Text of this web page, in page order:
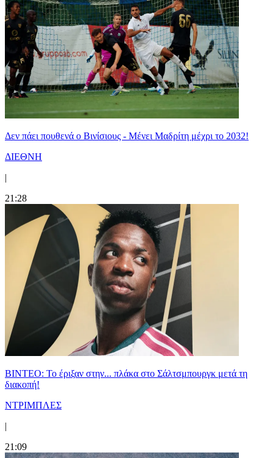
Δεν πάει πουθενά ο Βινίσιους - Μένει Μαδρίτη μέχρι το 2032!
ΔΙΕΘΝΗ
|
21:28
ΒΙΝΤΕΟ: Το έριξαν στην... πλάκα στο Σάλτσμπουργκ μετά τη
διακοπή!
ΝΤΡΙΜΠΛΕΣ
|
21:09